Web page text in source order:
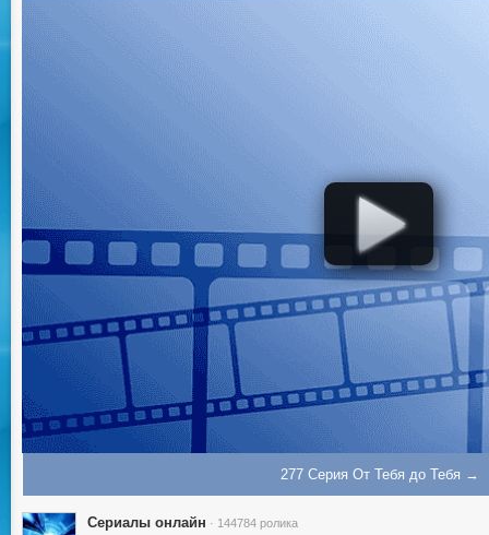
277 Серия От Тебя до Тебя →
Сериалы онлайн · 144784 ролика